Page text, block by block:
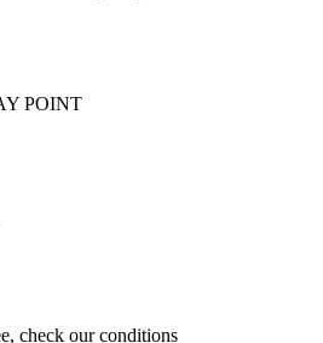
POINT
check our conditions